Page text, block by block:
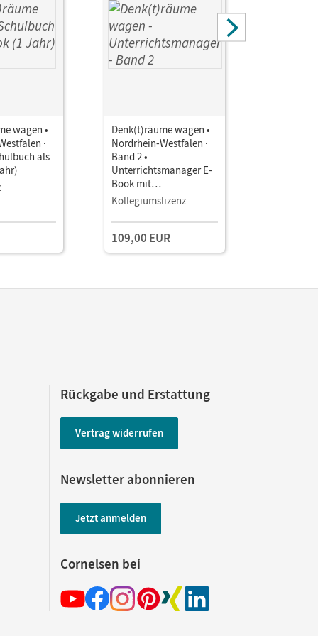
wagen •
·
als
Denk(t)räume wagen •
Nordrhein-Westfalen ·
Band 2 •
Unterrichtsmanager E-
Book mit
Lehrkräftematerialien
und Planungstools
Kollegiumslizenz
109,00 EUR
Rückgabe und Erstattung
Vertrag widerrufen
Newsletter abonnieren
Jetzt anmelden
Cornelsen bei